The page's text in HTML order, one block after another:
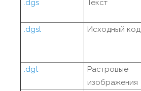
.dgs
Текст
.dgsl
Исходный код
.dgt
Растровые
изображения